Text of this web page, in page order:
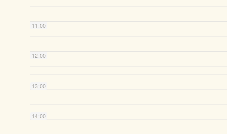
11:00
12:00
13:00
14:00